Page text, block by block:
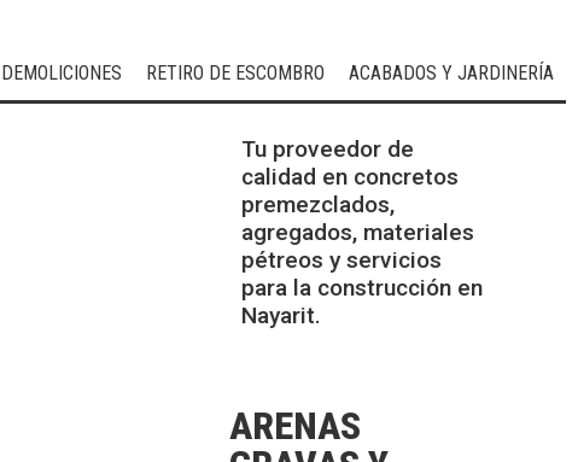
DEMOLICIONES RETIRO DE ESCOMBRO ACABADOS Y JARDINERÍA
Tu proveedor de
calidad en concretos
premezclados,
agregados, materiales
pétreos y servicios
para la construcción en
Nayarit.
ARENAS